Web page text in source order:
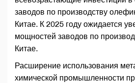
заводов по производству
Китае. К 2025 году ожидается
мощностей заводов по
Китае.
Расширение использования
химической промышленности